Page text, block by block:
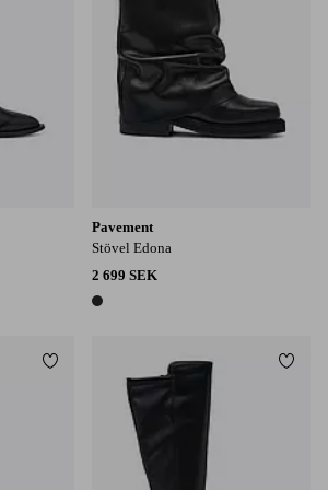
Pavement
Stövel Edona
2 699 SEK
1 färg
Lägg till i favoriter